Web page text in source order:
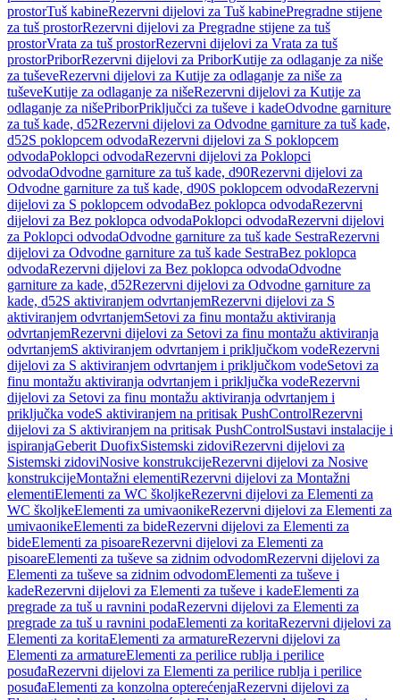
prostorTuš kabineRezervni dijelovi za Tuš kabinePregradne stijene
za tuš prostorRezervni dijelovi za Pregradne stijene za tuš
prostorVrata za tuš prostorRezervni dijelovi za Vrata za tuš
prostorPriborRezervni dijelovi za PriborKutije za odlaganje za niše
za tuševeRezervni dijelovi za Kutije za odlaganje za niše za
tuševeKutije za odlaganje za nišeRezervni dijelovi za Kutije za
odlaganje za nišePriborPriključci za tuševe i kadeOdvodne garniture
za tuš kade, d52Rezervni dijelovi za Odvodne garniture za tuš kade,
d52S poklopcem odvodaRezervni dijelovi za S poklopcem
odvodaPoklopci odvodaRezervni dijelovi za Poklopci
odvodaOdvodne garniture za tuš kade, d90Rezervni dijelovi za
Odvodne garniture za tuš kade, d90S poklopcem odvodaRezervni
dijelovi za S poklopcem odvodaBez poklopca odvodaRezervni
dijelovi za Bez poklopca odvodaPoklopci odvodaRezervni dijelovi
za Poklopci odvodaOdvodne garniture za tuš kade SestraRezervni
dijelovi za Odvodne garniture za tuš kade SestraBez poklopca
odvodaRezervni dijelovi za Bez poklopca odvodaOdvodne
garniture za kade, d52Rezervni dijelovi za Odvodne garniture za
kade, d52S aktiviranjem odvrtanjemRezervni dijelovi za S
aktiviranjem odvrtanjemSetovi za finu montažu aktiviranja
odvrtanjemRezervni dijelovi za Setovi za finu montažu aktiviranja
odvrtanjemS aktiviranjem odvrtanjem i priključkom vodeRezervni
dijelovi za S aktiviranjem odvrtanjem i priključkom vodeSetovi za
finu montažu aktiviranja odvrtanjem i priključka vodeRezervni
dijelovi za Setovi za finu montažu aktiviranja odvrtanjem i
priključka vodeS aktiviranjem na pritisak PushControlRezervni
dijelovi za S aktiviranjem na pritisak PushControlSustavi instalacije i
ispiranjaGeberit DuofixSistemski zidoviRezervni dijelovi za
Sistemski zidoviNosive konstrukcijeRezervni dijelovi za Nosive
konstrukcijeMontažni elementiRezervni dijelovi za Montažni
elementiElementi za WC školjkeRezervni dijelovi za Elementi za
WC školjkeElementi za umivaonikeRezervni dijelovi za Elementi za
umivaonikeElementi za bideRezervni dijelovi za Elementi za
bideElementi za pisoareRezervni dijelovi za Elementi za
pisoareElementi za tuševe sa zidnim odvodomRezervni dijelovi za
Elementi za tuševe sa zidnim odvodomElementi za tuševe i
kadeRezervni dijelovi za Elementi za tuševe i kadeElementi za
pregrade za tuš u ravnini podaRezervni dijelovi za Elementi za
pregrade za tuš u ravnini podaElementi za koritaRezervni dijelovi za
Elementi za koritaElementi za armatureRezervni dijelovi za
Elementi za armatureElementi za perilice rublja i perilice
posuđaRezervni dijelovi za Elementi za perilice rublja i perilice
posuđaElementi za konzolna opterećenjaRezervni dijelovi za